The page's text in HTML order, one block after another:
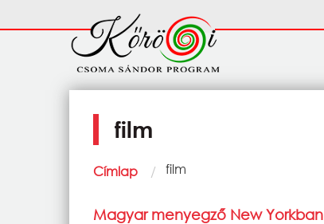
Fő
navigáció
film
Morzsa
Címlap Current:
film
Magyar menyegző New Yorkban